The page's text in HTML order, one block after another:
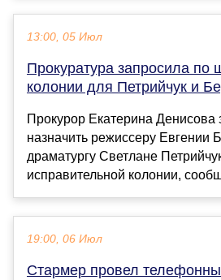
13:00, 05 Июл
Прокуратура запросила по
колонии для Петрийчук и
Прокурор Екатерина Денисова
назначить режиссеру Евгении
драматургу Светлане
исправительной колонии,
19:00, 06 Июл
Стармер провел